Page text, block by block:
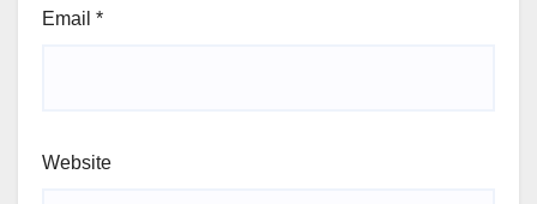
Email *
Website